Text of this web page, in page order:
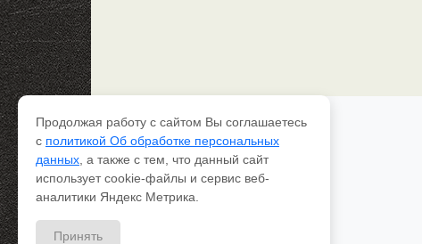
Каталог рессор
Доставка и оплата
Качество
Контакты
Продолжая работу с сайтом Вы соглашаетесь
с политикой Об обработке персональных
данных , а также с тем, что данный сайт
использует cookie-файлы и сервис веб-
аналитики Яндекс Метрика.
Принять